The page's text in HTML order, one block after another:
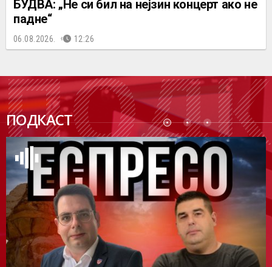
БУДВА: „Не си бил на нејзин концерт ако не
падне“
06.08.2026. 12:26
ПОДКАСТ
ПОДК
АСТ